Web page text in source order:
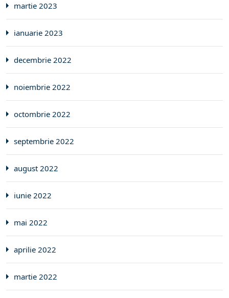
martie 2023
ianuarie 2023
decembrie 2022
noiembrie 2022
octombrie 2022
septembrie 2022
august 2022
iunie 2022
mai 2022
aprilie 2022
martie 2022